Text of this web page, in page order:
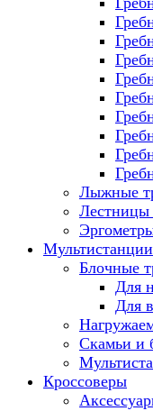
Лыжные
Лестницы
Мультистанции
Блочные
Для
Для
Скамьи и
Кроссоверы